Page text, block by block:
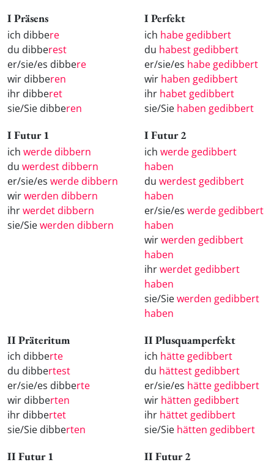
I Präsens
ich dibbere
du dibberest
er/sie/es dibbere
wir dibberen
ihr dibberet
sie/Sie dibberen
I Perfekt
ich habe gedibbert
du habest gedibbert
er/sie/es habe gedibbert
wir haben gedibbert
ihr habet gedibbert
sie/Sie haben gedibbert
I Futur 1
ich werde dibbern
du werdest dibbern
er/sie/es werde dibbern
wirwerden dibbern
ihrwerdet dibbern
sie/Siewerden dibbern
I Futur 2
ich werde gedibbert
haben
du werdest gedibbert
haben
er/sie/es werde gedibbert
haben
wirwerden gedibbert
haben
ihrwerdet gedibbert
haben
sie/Siewerden gedibbert
haben
II Präteritum
ich dibberte
du dibbertest
er/sie/es dibberte
wir dibberten
ihr dibbertet
sie/Sie dibberten
II Plusquamperfekt
ich hätte gedibbert
du hättest gedibbert
er/sie/es hätte gedibbert
wir hätten gedibbert
ihr hättet gedibbert
sie/Sie hätten gedibbert
II Futur 1 II Futur 2